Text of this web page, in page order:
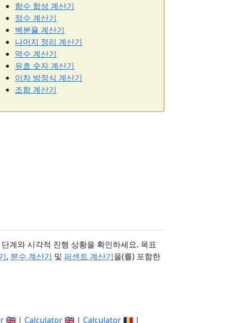
함수 합성 계산기
정수 계산기
백분율 계산기
나머지 정리 계산기
역수 계산기
유효 숫자 계산기
이차 방정식 계산기
조합 계산기
계와 시각적 진행 상황을 확인하세요. 목표
, 분수 계산기 및 퍼센트 계산기을(를) 포함한
🇬🇧 | Calculator🇬🇧 | Calculator🇷🇴 |